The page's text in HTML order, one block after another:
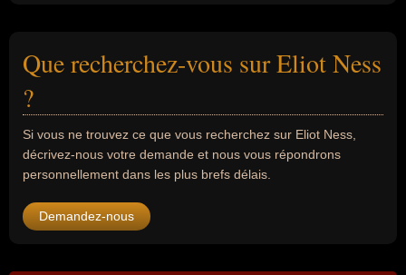
Que recherchez-vous sur Eliot Ness
?
Si vous ne trouvez ce que vous recherchez sur Eliot Ness,
décrivez-nous votre demande et nous vous répondrons
personnellement dans les plus brefs délais.
Demandez-nous